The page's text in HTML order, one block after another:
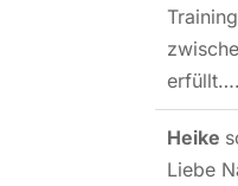
erfüllt….
Heike
Liebe